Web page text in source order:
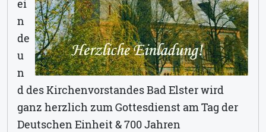
ei
n
de
u
n
d des Kirchenvorstandes Bad Elster wird
ganz herzlich zum Gottesdienst am Tag der
Deutschen Einheit & 700 Jahren